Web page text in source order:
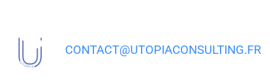
CONTACT@UTOPIACONSULTING.FR